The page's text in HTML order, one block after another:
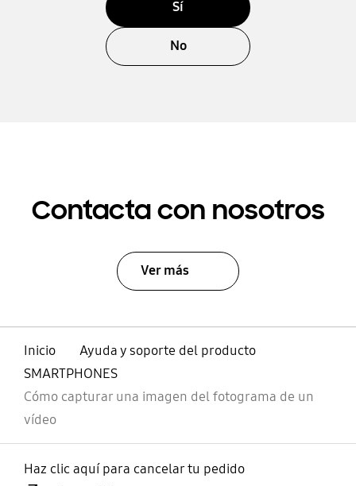
Sí
No
Contacta con nosotros
Ver más
Inicio
Ayuda y soporte del producto
SMARTPHONES
Cómo capturar una imagen del fotograma de un
vídeo
Haz clic aquí para cancelar tu pedido